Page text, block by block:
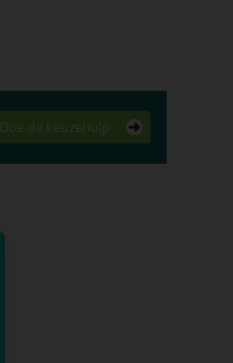
Doe de keuzehulp